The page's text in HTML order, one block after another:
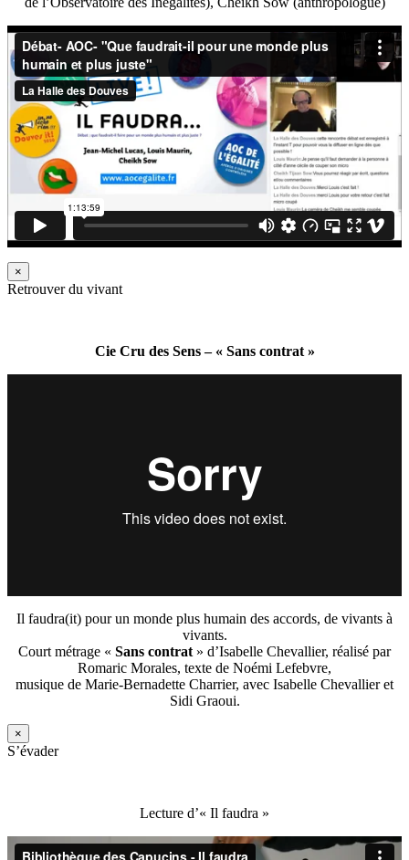
×
Retrouver du vivant
Cie Cru des Sens – « Sans contrat »
Il faudra(it) pour un monde plus humain des accords, de vivants à
vivants.
Court métrage « Sans contrat » d’Isabelle Chevallier, réalisé par
Romaric Morales, texte de Noémi Lefebvre,
musique de Marie-Bernadette Charrier, avec Isabelle Chevallier et
Sidi Graoui.
×
S’évader
Lecture d’« Il faudra »